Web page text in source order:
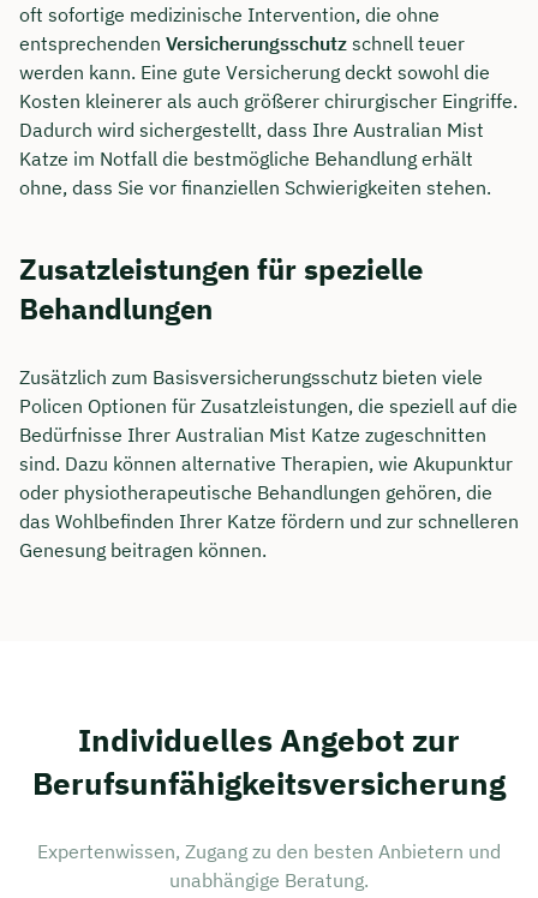
oft sofortige medizinische Intervention, die ohne
entsprechenden Versicherungsschutz schnell teuer
werden kann. Eine gute Versicherung deckt sowohl die
Kosten kleinerer als auch größerer chirurgischer Eingriffe.
Dadurch wird sichergestellt, dass Ihre Australian Mist
Katze im Notfall die bestmögliche Behandlung erhält
ohne, dass Sie vor finanziellen Schwierigkeiten stehen.
Zusatzleistungen für spezielle
Behandlungen
Zusätzlich zum Basisversicherungsschutz bieten viele
Policen Optionen für Zusatzleistungen, die speziell auf die
Bedürfnisse Ihrer Australian Mist Katze zugeschnitten
sind. Dazu können alternative Therapien, wie Akupunktur
oder physiotherapeutische Behandlungen gehören, die
das Wohlbefinden Ihrer Katze fördern und zur schnelleren
Genesung beitragen können.
Individuelles Angebot zur
Berufsunfähigkeitsversicherung
Expertenwissen, Zugang zu den besten Anbietern und
unabhängige Beratung.